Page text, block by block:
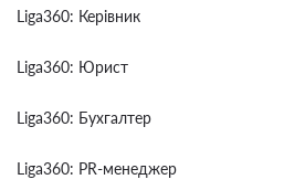
Liga360: Керівник
Liga360: Юрист
Liga360: Бухгалтер
Liga360: PR-менеджер